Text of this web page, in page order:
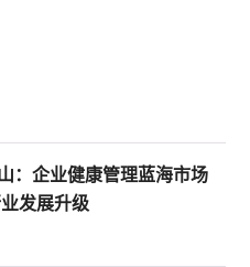
：企业健康管理蓝海市场
发展升级